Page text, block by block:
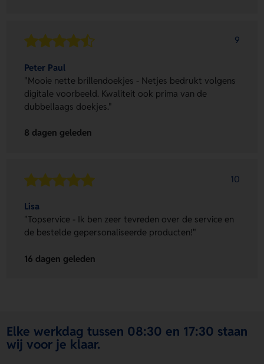
9
Peter Paul
"Mooie nette brillendoekjes - Netjes bedrukt volgens
digitale voorbeeld. Kwaliteit ook prima van de
dubbellaags doekjes."
8 dagen geleden
10
Lisa
"Topservice - Ik ben zeer tevreden over de service en
de bestelde gepersonaliseerde producten!"
16 dagen geleden
Elke werkdag tussen 08:30 en 17:30 staan
wij voor je klaar.